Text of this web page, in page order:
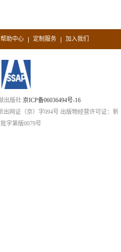
帮助中心 | 定制服务 | 加入我们
出版社 京ICP备06036494号-16
网证（京）字094号 出版物经营许可证：新
字第版0079号